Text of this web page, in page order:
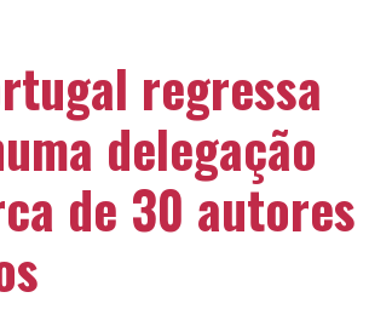
regressa
delegação
de 30 autores